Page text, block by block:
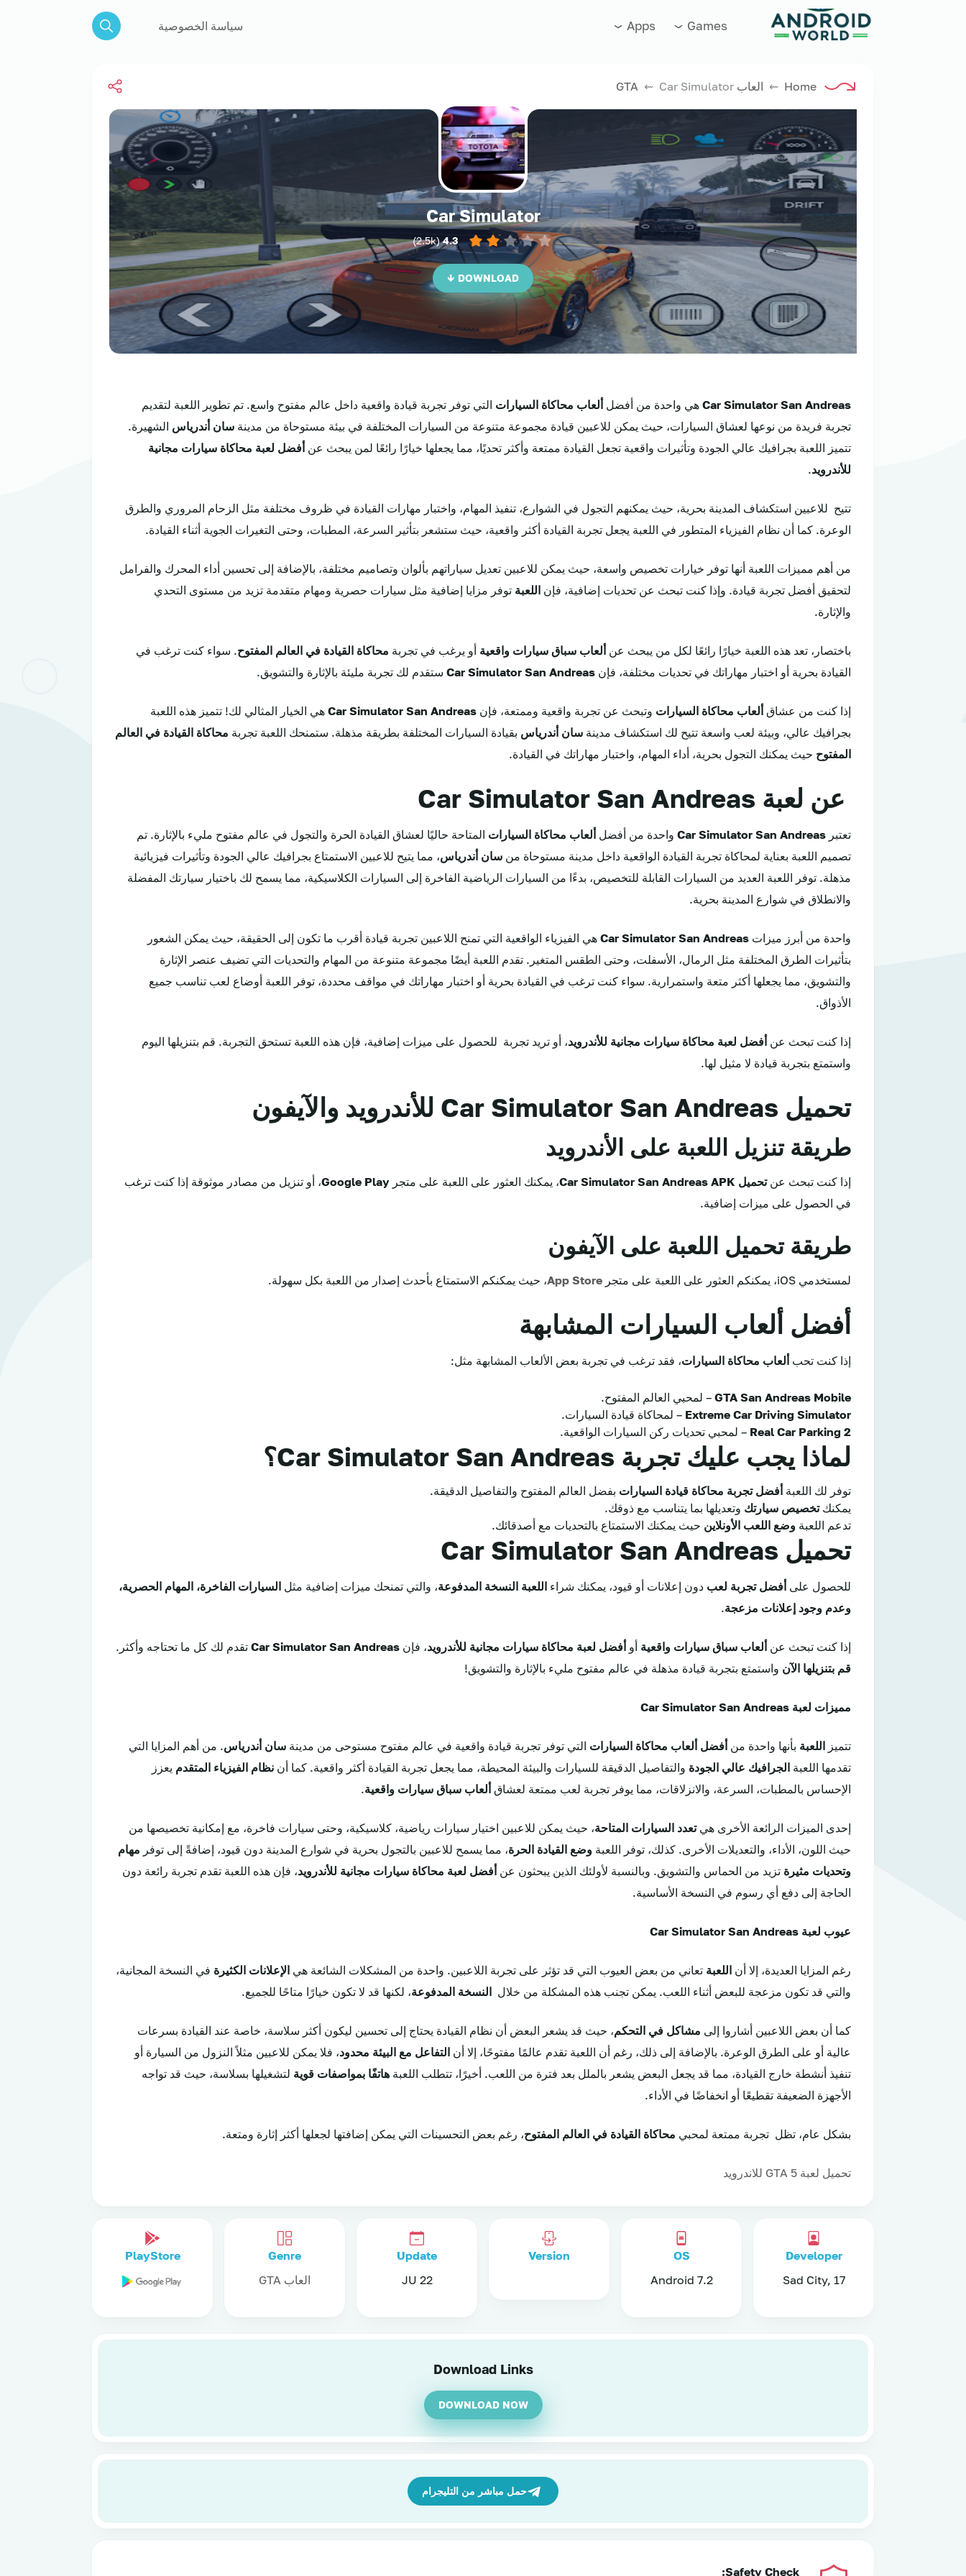
سياسة الخصوصية Games
Apps
Search
العاب فور نت
Home
⇜ العاب GTA ⇜ Car Simulator
Car Simulator
4.3
(
2.5k
)
DOWNLOAD ↓
Car Simulator San Andreas هي واحدة من أفضل ألعاب محاكاة السيارات التي توفر تجربة قيادة واقعية داخل عالم مفتوح واسع. تم تطوير اللعبة لتقديم
تجربة فريدة من نوعها لعشاق السيارات، حيث يمكن للاعبين قيادة مجموعة متنوعة من السيارات المختلفة في بيئة مستوحاة من مدينة سان أندرياس الشهيرة.
تتميز اللعبة بجرافيك عالي الجودة وتأثيرات واقعية تجعل القيادة ممتعة وأكثر تحديًا، مما يجعلها خيارًا رائعًا لمن يبحث عن أفضل لعبة محاكاة سيارات مجانية
للأندرويد.
تتيح للاعبين استكشاف المدينة بحرية، حيث يمكنهم التجول في الشوارع، تنفيذ المهام، واختبار مهارات القيادة في ظروف مختلفة مثل الزحام المروري والطرق
الوعرة. كما أن نظام الفيزياء المتطور في اللعبة يجعل تجربة القيادة أكثر واقعية، حيث ستشعر بتأثير السرعة، المطبات، وحتى التغيرات الجوية أثناء القيادة.
من أهم مميزات اللعبة أنها توفر خيارات تخصيص واسعة، حيث يمكن للاعبين تعديل سياراتهم بألوان وتصاميم مختلفة، بالإضافة إلى تحسين أداء المحرك والفرامل
لتحقيق أفضل تجربة قيادة. وإذا كنت تبحث عن تحديات إضافية، فإن اللعبة توفر مزايا إضافية مثل سيارات حصرية ومهام متقدمة تزيد من مستوى التحدي
والإثارة.
باختصار، تعد هذه اللعبة خيارًا رائعًا لكل من يبحث عن ألعاب سباق سيارات واقعية أو يرغب في تجربة محاكاة القيادة في العالم المفتوح. سواء كنت ترغب في
القيادة بحرية أو اختبار مهاراتك في تحديات مختلفة، فإن Car Simulator San Andreas ستقدم لك تجربة مليئة بالإثارة والتشويق.
إذا كنت من عشاق ألعاب محاكاة السيارات وتبحث عن تجربة واقعية وممتعة، فإن Car Simulator San Andreas هي الخيار المثالي لك! تتميز هذه اللعبة
بجرافيك عالي، وبيئة لعب واسعة تتيح لك استكشاف مدينة سان أندرياس بقيادة السيارات المختلفة بطريقة مذهلة. ستمنحك اللعبة تجربة محاكاة القيادة في العالم
المفتوح حيث يمكنك التجول بحرية، أداء المهام، واختبار مهاراتك في القيادة.
عن لعبة Car Simulator San Andreas
تعتبر Car Simulator San Andreas واحدة من أفضل ألعاب محاكاة السيارات المتاحة حاليًا لعشاق القيادة الحرة والتجول في عالم مفتوح مليء بالإثارة. تم
تصميم اللعبة بعناية لمحاكاة تجربة القيادة الواقعية داخل مدينة مستوحاة من سان أندرياس، مما يتيح للاعبين الاستمتاع بجرافيك عالي الجودة وتأثيرات فيزيائية
مذهلة. توفر اللعبة العديد من السيارات القابلة للتخصيص، بدءًا من السيارات الرياضية الفاخرة إلى السيارات الكلاسيكية، مما يسمح لك باختيار سيارتك المفضلة
والانطلاق في شوارع المدينة بحرية.
واحدة من أبرز ميزات Car Simulator San Andreas هي الفيزياء الواقعية التي تمنح اللاعبين تجربة قيادة أقرب ما تكون إلى الحقيقة، حيث يمكن الشعور
بتأثيرات الطرق المختلفة مثل الرمال، الأسفلت، وحتى الطقس المتغير. تقدم اللعبة أيضًا مجموعة متنوعة من المهام والتحديات التي تضيف عنصر الإثارة
والتشويق، مما يجعلها أكثر متعة واستمرارية. سواء كنت ترغب في القيادة بحرية أو اختبار مهاراتك في مواقف محددة، توفر اللعبة أوضاع لعب تناسب جميع
الأذواق.
إذا كنت تبحث عن أفضل لعبة محاكاة سيارات مجانية للأندرويد، أو تريد تجربة للحصول على ميزات إضافية، فإن هذه اللعبة تستحق التجربة. قم بتنزيلها اليوم
واستمتع بتجربة قيادة لا مثيل لها.
تحميل Car Simulator San Andreas للأندرويد والآيفون
طريقة تنزيل اللعبة على الأندرويد
إذا كنت تبحث عنتحميل Car Simulator San Andreas APK ، يمكنك العثور على اللعبة على متجر Google Play، أو تنزيل من مصادر موثوقة إذا كنت ترغب
في الحصول على ميزات إضافية.
طريقة تحميل اللعبة على الآيفون
لمستخدمي iOS، يمكنكم العثور على اللعبة على متجر App Store، حيث يمكنكم الاستمتاع بأحدث إصدار من اللعبة بكل سهولة.
أفضل ألعاب السيارات المشابهة
إذا كنت تحب ألعاب محاكاة السيارات، فقد ترغب في تجربة بعض الألعاب المشابهة مثل:
GTA San Andreas Mobile – لمحبي العالم المفتوح.
Extreme Car Driving Simulator – لمحاكاة قيادة السيارات.
Real Car Parking 2 – لمحبي تحديات ركن السيارات الواقعية.
لماذا يجب عليك تجربة Car Simulator San Andreas؟
توفر لك اللعبة أفضل تجربة محاكاة قيادة السيارات بفضل العالم المفتوح والتفاصيل الدقيقة.
يمكنكتخصيص سيارتك وتعديلها بما يتناسب مع ذوقك.
تدعم اللعبة وضع اللعب الأونلاين حيث يمكنك الاستمتاع بالتحديات مع أصدقائك.
تحميل Car Simulator San Andreas
للحصول على أفضل تجربة لعب دون إعلانات أو قيود، يمكنك شراء اللعبة النسخة المدفوعة، والتي تمنحك ميزات إضافية مثل السيارات الفاخرة، المهام الحصرية،
وعدم وجود إعلانات مزعجة.
إذا كنت تبحث عن ألعاب سباق سيارات واقعية أو أفضل لعبة محاكاة سيارات مجانية للأندرويد، فإن Car Simulator San Andreas تقدم لك كل ما تحتاجه وأكثر.
قم بتنزيلها الآن واستمتع بتجربة قيادة مذهلة في عالم مفتوح مليء بالإثارة والتشويق!
مميزات لعبة Car Simulator San Andreas
تتميز اللعبة بأنها واحدة من أفضل ألعاب محاكاة السيارات التي توفر تجربة قيادة واقعية في عالم مفتوح مستوحى من مدينة سان أندرياس. من أهم المزايا التي
تقدمها اللعبة الجرافيك عالي الجودة والتفاصيل الدقيقة للسيارات والبيئة المحيطة، مما يجعل تجربة القيادة أكثر واقعية. كما أن نظام الفيزياء المتقدم يعزز
الإحساس بالمطبات، السرعة، والانزلاقات، مما يوفر تجربة لعب ممتعة لعشاق ألعاب سباق سيارات واقعية.
إحدى الميزات الرائعة الأخرى هيتعدد السيارات المتاحة، حيث يمكن للاعبين اختيار سيارات رياضية، كلاسيكية، وحتى سيارات فاخرة، مع إمكانية تخصيصها من
حيث اللون، الأداء، والتعديلات الأخرى. كذلك، توفر اللعبة وضع القيادة الحرة، مما يسمح للاعبين بالتجول بحرية في شوارع المدينة دون قيود، إضافةً إلى توفر مهام
وتحديات مثيرة تزيد من الحماس والتشويق. وبالنسبة لأولئك الذين يبحثون عن أفضل لعبة محاكاة سيارات مجانية للأندرويد، فإن هذه اللعبة تقدم تجربة رائعة دون
الحاجة إلى دفع أي رسوم في النسخة الأساسية.
عيوب لعبة Car Simulator San Andreas
رغم المزايا العديدة، إلا أن اللعبة تعاني من بعض العيوب التي قد تؤثر على تجربة اللاعبين. واحدة من المشكلات الشائعة هي الإعلانات الكثيرة في النسخة المجانية،
والتي قد تكون مزعجة للبعض أثناء اللعب. يمكن تجنب هذه المشكلة من خلال النسخة المدفوعة، لكنها قد لا تكون خيارًا متاحًا للجميع.
كما أن بعض اللاعبين أشاروا إلى مشاكل في التحكم، حيث قد يشعر البعض أن نظام القيادة يحتاج إلى تحسين ليكون أكثر سلاسة، خاصة عند القيادة بسرعات
عالية أو على الطرق الوعرة. بالإضافة إلى ذلك، رغم أن اللعبة تقدم عالمًا مفتوحًا، إلا أن التفاعل مع البيئة محدود، فلا يمكن للاعبين مثلاً النزول من السيارة أو
تنفيذ أنشطة خارج القيادة، مما قد يجعل البعض يشعر بالملل بعد فترة من اللعب. أخيرًا، تتطلب اللعبة هاتفًا بمواصفات قوية لتشغيلها بسلاسة، حيث قد تواجه
الأجهزة الضعيفة تقطيعًا أو انخفاضًا في الأداء.
بشكل عام، تظل تجربة ممتعة لمحبي محاكاة القيادة في العالم المفتوح، رغم بعض التحسينات التي يمكن إضافتها لجعلها أكثر إثارة ومتعة.
تحميل لعبة GTA 5 للاندرويد
Developer
Sad City, 17
OS
Android 7.2
Version
Update
22 JU
Genre
العاب GTA
PlayStore
Download Links
DOWNLOAD NOW
حمل مباشر من التليجرام
Safety Check: